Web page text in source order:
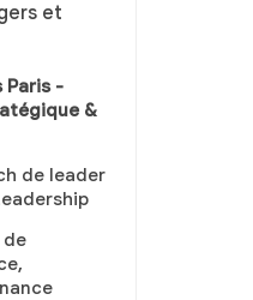
et
Paris -
&
de leader
de